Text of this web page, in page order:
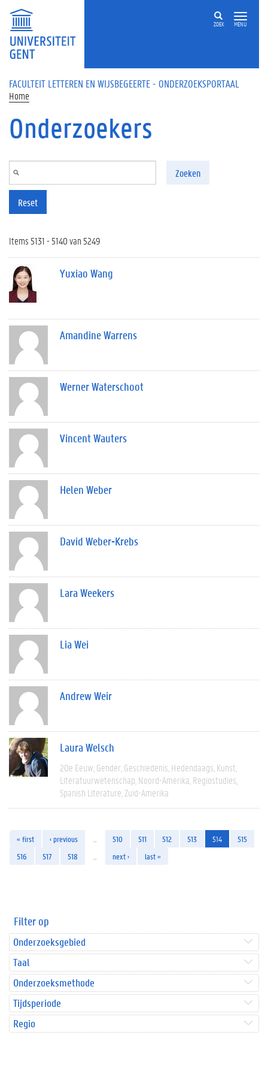
Overslaan en naar de inhoud gaan
ZOEK MENU
FACULTEIT LETTEREN EN WIJSBEGEERTE - ONDERZOEKSPORTAAL
Home
Onderzoekers
Zoeken
Reset
Items 5131 - 5140 van 5249
Yuxiao Wang
Amandine Warrens
Werner Waterschoot
Vincent Wauters
Helen Weber
David Weber-Krebs
Lara Weekers
Lia Wei
Andrew Weir
Laura Welsch
20e Eeuw Gender Geschiedenis Hedendaags Kunst
Literatuurwetenschap Noord-Amerika Regiostudies
Spanish Literature Zuid-Amerika
« first ‹ previous 510 511 512 513 514
515
516
517 518 next › last »
Filter op
Onderzoeksgebied
Taal
Onderzoeksmethode
Tijdsperiode
Regio